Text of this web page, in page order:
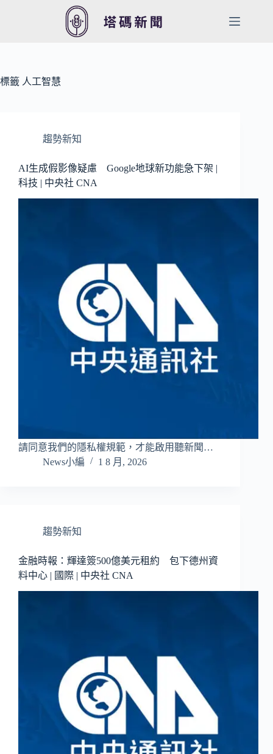
容
標籤 人工智慧
趨勢新知
AI生成假影像疑慮 Google地球新功能急下架 |
科技 | 中央社 CNA
請同意我們的隱私權規範，才能啟用聽新聞…
News小編
1 8 月, 2026
趨勢新知
金融時報：輝達簽500億美元租約 包下德州資
料中心 | 國際 | 中央社 CNA